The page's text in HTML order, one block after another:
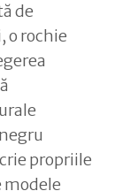
de
o rochie
propriile
modele